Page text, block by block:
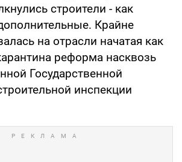
строители - как
Крайне
на отрасли начатая как
реформа насквозь
Государственной
инспекции